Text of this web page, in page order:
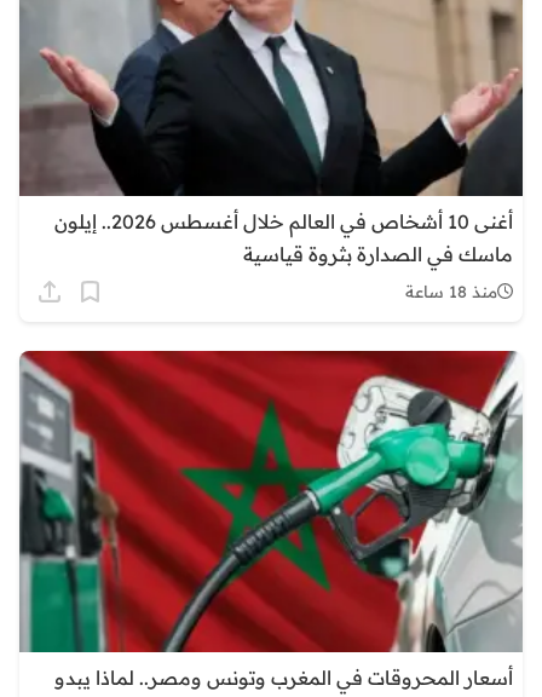
أغنى 10 أشخاص في العالم خلال أغسطس 2026.. إيلون
ماسك في الصدارة بثروة قياسية
منذ 18 ساعة
أسعار المحروقات في المغرب وتونس ومصر.. لماذا يبدو